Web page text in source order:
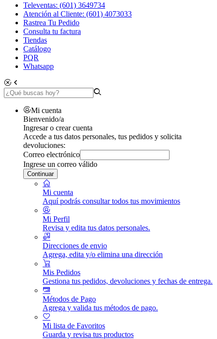
Televentas: (601) 3649734
Atención al Cliente: (601) 4073033
Rastrea Tu Pedido
Consulta tu factura
Tiendas
Catálogo
PQR
Whatsapp
Mi cuenta
Bienvenido/a
Ingresar o crear cuenta
Accede a tus datos personales, tus pedidos y solicita
devoluciones:
Correo electrónico
Ingrese un correo válido
Continuar
Mi cuenta
Aquí podrás consultar todos tus movimientos
Mi Perfil
Revisa y edita tus datos personales.
Direcciones de envio
Agrega, edita y/o elimina una dirección
Mis Pedidos
Gestiona tus pedidos, devoluciones y fechas de entrega.
Métodos de Pago
Agrega y valida tus métodos de pago.
Mi lista de Favoritos
Guarda y revisa tus productos